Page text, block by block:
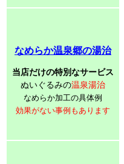
なめらか温泉郷の湯治
当店だけの特別なサービス
ぬいぐるみの温泉湯治
なめらか加工の具体例
効果がない事例もあります